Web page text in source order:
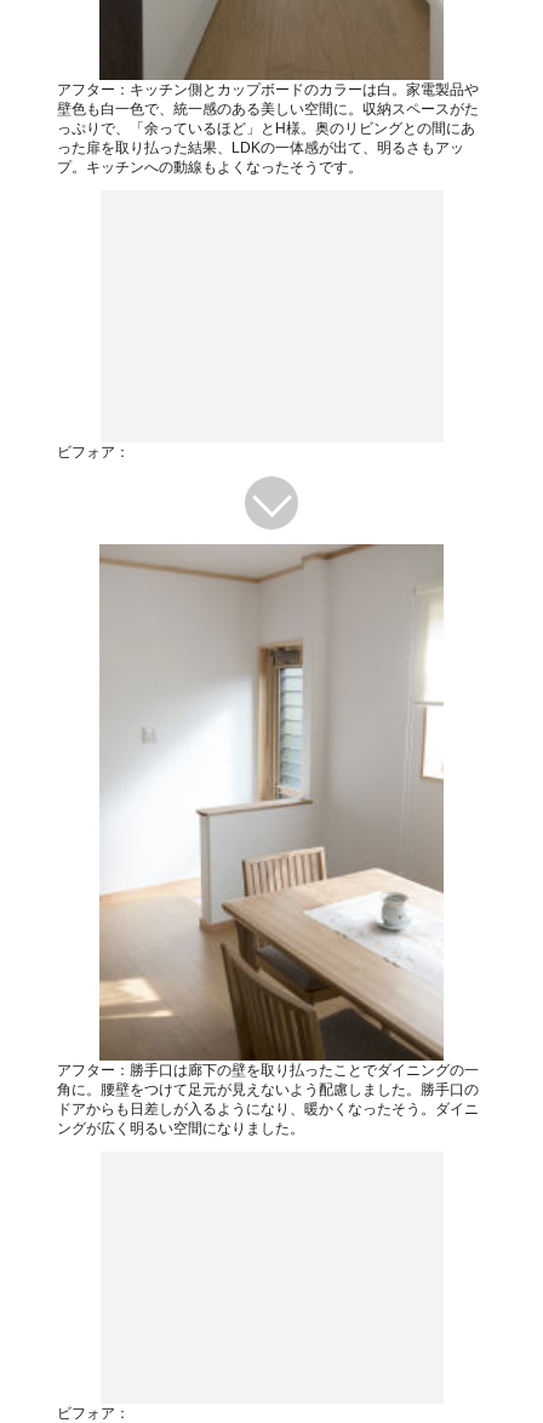
アフター：キッチン側とカップボードのカラーは白。家電製品や
壁色も白一色で、統一感のある美しい空間に。収納スペースがた
っぷりで、「余っているほど」とH様。奥のリビングとの間にあ
った扉を取り払った結果、LDKの一体感が出て、明るさもアッ
プ。キッチンへの動線もよくなったそうです。
ビフォア：
アフター：勝手口は廊下の壁を取り払ったことでダイニングの一
角に。腰壁をつけて足元が見えないよう配慮しました。勝手口の
ドアからも日差しが入るようになり、暖かくなったそう。ダイニ
ングが広く明るい空間になりました。
ビフォア：